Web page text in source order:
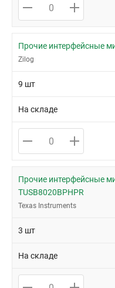
Прочие интерфейсные
Zilog
9 шт
На складе
Прочие интерфейсные
TUSB8020BPHPR
Texas Instruments
3 шт
На складе